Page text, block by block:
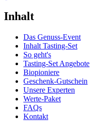
Inhalt
Das Genuss-Event
Inhalt Tasting-Set
So geht's
Tasting-Set Angebote
Biopioniere
Geschenk-Gutschein
Unsere Experten
Werte-Paket
FAQs
Kontakt